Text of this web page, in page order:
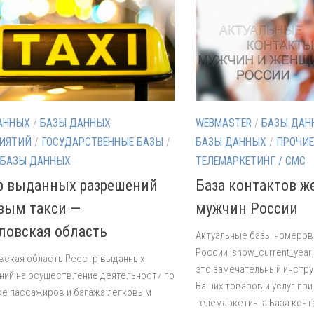
/ БАЗЫ ДАННЫХ
/ ГОСУДАРСТВЕННЫЕ БАЗЫ /
ДАННЫХ
выданных разрешений
такси —
область
область Реестр выданных
на осуществление деятельности по
пассажиров и багажа легковым
WEBMASTER / БАЗЫ
БАЗЫ ДАННЫХ /
ТЕЛЕМАРКЕТИНГ / СМС
База контактов
мужчин России
Актуальные базы
России
это замечательный
Ваших товаров и услуг
телемаркетинга База